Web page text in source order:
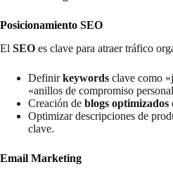
Posicionamiento SEO
El SEO es clave para atraer tráfico
Definirkeywords clave como
«anillos de compromiso
Creación de blogs optimizados
Optimizar descripciones de
clave.
Email Marketing